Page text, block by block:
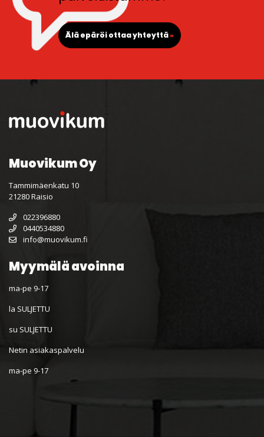
Älä epäröi ottaa yhteyttä»
Muovikum Oy
Tammimäenkatu 10
21280 Raisio
022396880
0440534880
info@muovikum.fi
Myymälä avoinna
ma-pe 9-17
la SULJETTU
su SULJETTU
Netin asiakaspalvelu
ma-pe 9-17